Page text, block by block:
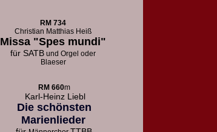
RM 734
Christian Matthias Heiß
Missa "Spes mundi"
für SATB und Orgel oder
Blaeser
RM 660m
Karl-Heinz Liebl
Die schönsten
Marienlieder